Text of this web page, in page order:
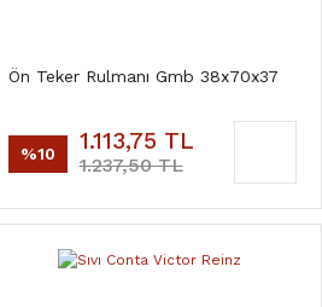
Ön Teker Rulmanı Gmb 38x70x37
%10 1.113,75 TL
1.237,50 TL